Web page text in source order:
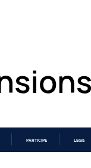
PARTICIPE